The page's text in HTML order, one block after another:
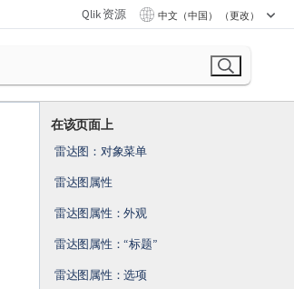
Qlik 资源 中文（中国） （更改）
在该页面上
雷达图：对象菜单
雷达图属性
雷达图属性：外观
雷达图属性：“标题”
雷达图属性：选项